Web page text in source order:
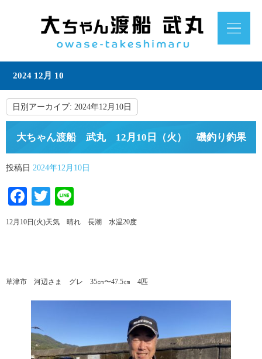
2024 12月 10
日別アーカイブ: 2024年12月10日
大ちゃん渡船 武丸 12月10日（火） 磯釣り釣果
投稿日 2024年12月10日
Facebook
Twitter
12月10日(火)天気 晴れ 長潮 水温20度
草津市 河辺さま グレ 35㎝〜47.5㎝ 4匹